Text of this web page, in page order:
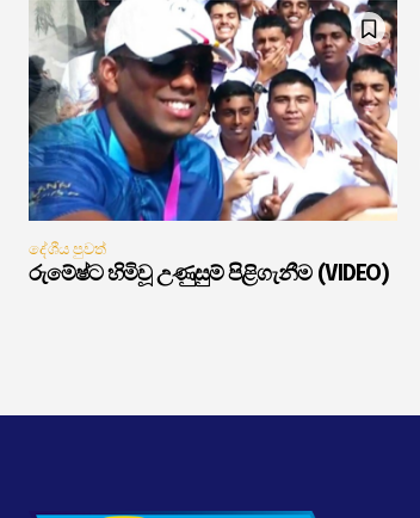
දේශීය පුවත්
රුමේෂ්ට හිමිවූ උණුසුම් පිළිගැනීම (VIDEO)